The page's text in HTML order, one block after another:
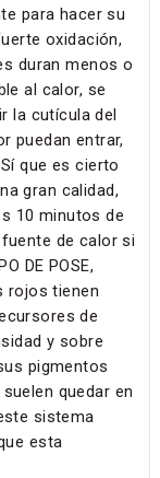
para hacer su
oxidación,
duran menos o
al calor, se
la cutícula del
puedan entrar,
que es cierto
gran calidad,
10 minutos de
de calor si
DE POSE,
rojos tienen
de
y sobre
pigmentos
quedar en
sistema
esta